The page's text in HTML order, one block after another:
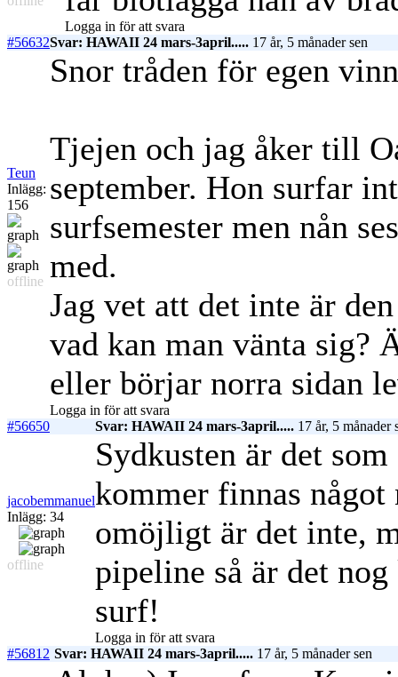
Logga in för att svara
#56632Svar: HAWAII 24 mars-3april..... 17 år, 5 månader sen
Teun
Inlägg:
156
offline
Snor tråden för egen
Tjejen och jag åker till
september. Hon surfar
surfsemester men nån
med.
Jag vet att det inte är
vad kan man vänta sig?
eller börjar norra sidan
Logga in för att svara
#56650
Svar: HAWAII 24 mars-3april..... 17 år, 5 månader
jacobemmanuel
Inlägg: 34
offline
Sydkusten är det
kommer finnas
omöjligt är det inte,
pipeline så är det
surf!
Logga in för att svara
#56812 Svar: HAWAII 24 mars-3april..... 17 år, 5 månader sen